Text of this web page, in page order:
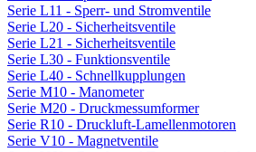
Serie L11 - Sperr- und Stromventile
Serie L20 - Sicherheitsventile
Serie L21 - Sicherheitsventile
Serie L30 - Funktionsventile
Serie L40 - Schnellkupplungen
Serie M10 - Manometer
Serie M20 - Druckmessumformer
Serie R10 - Druckluft-Lamellenmotoren
Serie V10 - Magnetventile